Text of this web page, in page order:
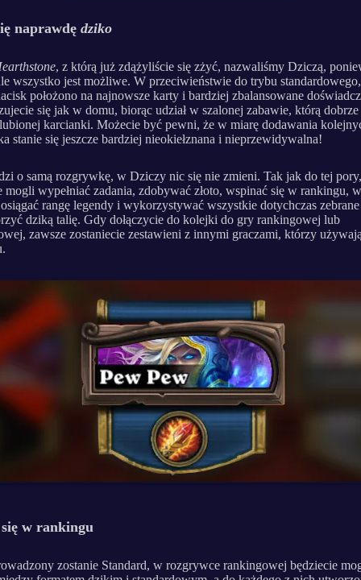
naprawdę dziko
, z którą już zdążyliście się zżyć, nazwaliśmy Dziczą,
wszystko jest możliwe. W przeciwieństwie do trybu
położono na najnowsze karty i bardziej zbalansowane
się jak w domu, biorąc udział w szalonej zabawie, którą dobrze
karcianki. Możecie być pewni, że w miarę dodawania
stanie się jeszcze bardziej nieokiełznana i nieprzewidywalna!
o samą rozgrywkę, w Dziczy nic się nie zmieni. Tak jak do tej pory,
mogli wypełniać zadania, zdobywać złoto, wspinać się w rankingu,
rangę legendy i wykorzystywać wszystkie dotychczas
dziką talię. Gdy dołączycie do kolejki do gry rankingowej lub
zawsze zostaniecie zestawieni z innymi graczami, którzy
w rankingu
zostanie Standard, w rozgrywce rankingowej będziecie